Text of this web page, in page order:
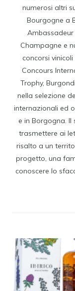
numerosi altri
Bourgogne a
Ambassadeur
Champagne e
concorsi
Concours
Trophy,
nella selezione
internazionali ed
e in Borgogna. Il
trasmettere ai
risalto a un
progetto, una
conoscere lo